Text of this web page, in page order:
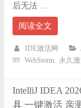
后无法 ...
阅读全文
IDE激活网
99 WebStorm 永久
IntelliJ IDEA
具 一键激活 亲